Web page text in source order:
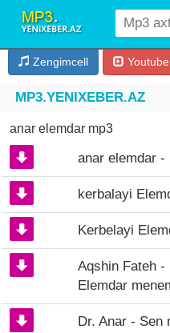
Zengimcell
MP3.YENIXEBER.AZ
anar elemdar mp3
anar elemdar -
kerbalayi
Kerbelayi
Aqshin Fateh -
Elemdar
Dr. Anar - Sen